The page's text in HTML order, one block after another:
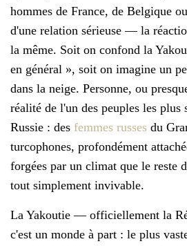
hommes de France, de Belgique
d'une relation sérieuse — la
la même. Soit on confond la
en général », soit on imagine un
dans la neige. Personne, ou
réalité de l'un des peuples les plus
Russie : des femmes russes du
turcophones, profondément
forgées par un climat que le reste
tout simplement invivable.
La Yakoutie — officiellement la
c'est un monde à part : le plus